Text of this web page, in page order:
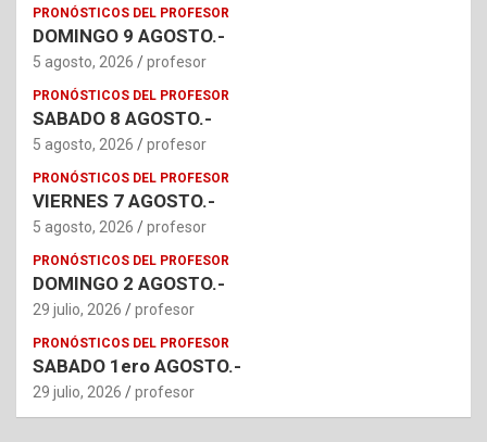
PRONÓSTICOS DEL PROFESOR
DOMINGO 9 AGOSTO.-
5 agosto, 2026 profesor
PRONÓSTICOS DEL PROFESOR
SABADO 8 AGOSTO.-
5 agosto, 2026 profesor
PRONÓSTICOS DEL PROFESOR
VIERNES 7 AGOSTO.-
5 agosto, 2026 profesor
PRONÓSTICOS DEL PROFESOR
DOMINGO 2 AGOSTO.-
29 julio, 2026 profesor
PRONÓSTICOS DEL PROFESOR
SABADO 1ero AGOSTO.-
29 julio, 2026 profesor